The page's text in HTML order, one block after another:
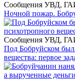
Сообщения УВД,
Ночной пожар.
Сообщения УВД,
Под Бобруйском был
вещества: первое